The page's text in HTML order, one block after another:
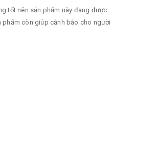
tốt nên sản phẩm này đang được
phẩm còn giúp cảnh báo cho người